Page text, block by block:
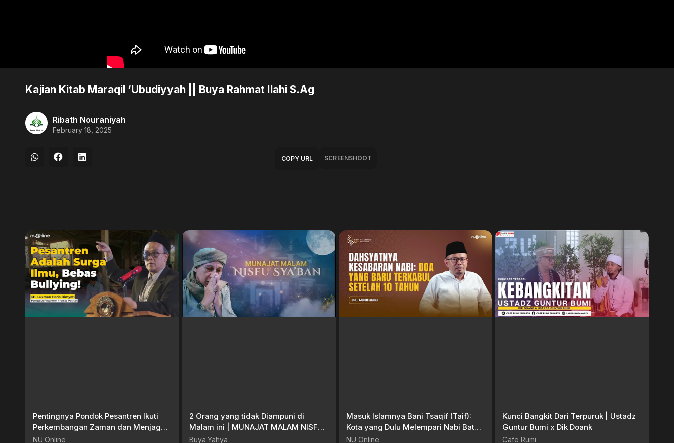
Kajian Kitab Maraqil ‘Ubudiyyah || Buya Rahmat Ilahi S.Ag
Ribath Nouraniyah
February 18, 2025
COPY URL SCREENSHOOT
Pentingnya Pondok Pesantren Ikuti
Perkembangan Zaman dan Menjaga
Tradisi | KH Lukman Haris Dimyati
NU Online
2 Orang yang tidak Diampuni di
Malam ini | MUNAJAT MALAM NISFU
SYA’BAN | BUYA YAHYA
Buya Yahya
Masuk Islamnya Bani Tsaqif (Taif):
Kota yang Dulu Melempari Nabi Batu,
Kini Tunduk di Bulan Puasa
NU Online
Kunci Bangkit Dari Terpuruk | Ustadz
Guntur Bumi x Dik Doank
Cafe Rumi